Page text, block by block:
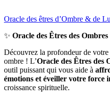
Oracle des êtres d’Ombre & de
✨ Oracle des Êtres des
Découvrez la profondeur de
ombre ! L’Oracle des Êtres des
outil puissant qui vous aide à
émotions et éveiller votre force
croissance spirituelle.